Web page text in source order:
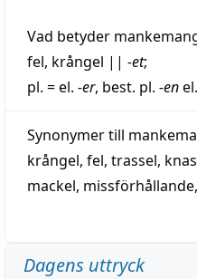
Vad betyder
fel, krångel || -et;
pl. = el. -er, best. pl. -enel.
Synonymer till
krångel, fel, trassel, knas
mackel, missförhållande,
Dagens uttryck